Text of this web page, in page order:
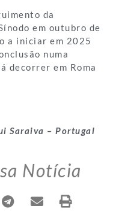
da
em outubro de
a iniciar em 2025
numa
decorrer em Roma
Saraiva – Portugal
Notícia